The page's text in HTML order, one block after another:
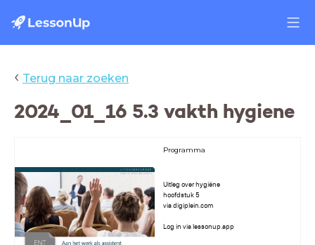
‹ Terug naar zoeken
2024_01_16 5.3 vakth hygiene
Programma
Uitleg over hygiëne
hoofdstuk 5
via digiplein.com
Log in via lessonup.app